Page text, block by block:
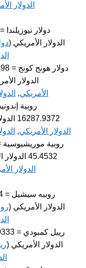
الدولار
الدولار الأمريكي (
الدولار
الأمريكي,
16287.9372 الدولار الأمريكي (
الدولار الأمريكي,
45.4532 الدولار الأمريكي (
الدولار
الدولار الأمريكي (
الدولار الأمريكي (